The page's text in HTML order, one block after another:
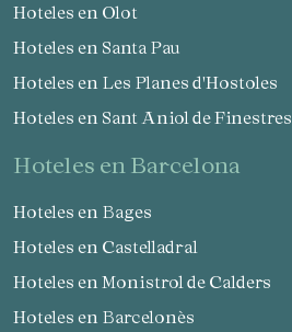
Hoteles en Olot
Hoteles en Santa Pau
Hoteles en Les Planes d'Hostoles
Hoteles en Sant Aniol de Finestres
hoteles en Barcelona
Hoteles en Bages
Hoteles en Castelladral
Hoteles en Monistrol de Calders
Hoteles en Barcelonès